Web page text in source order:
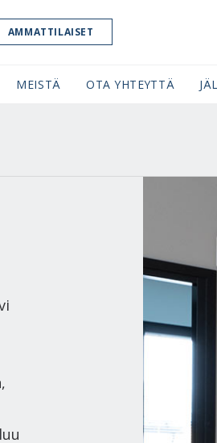
AMMATTILAISET
MEISTÄ OTA YHTEYTTÄ